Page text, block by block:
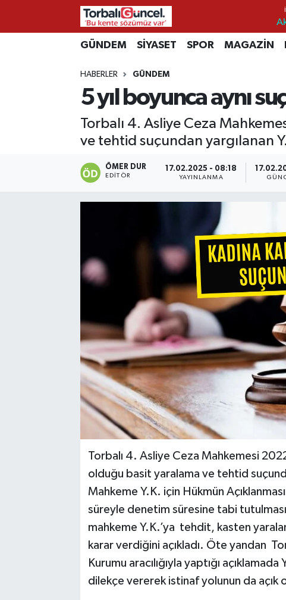
GÜNDEM SİYASET SPOR MAGAZİN
HABERLER GÜNDEM
5 yıl boyunca aynı
Torbalı 4. Asliye Ceza
ve tehtid suçundan yargılanan
ÖMER DUR
EDITÖR
17.02.2025 - 08:18
YAYINLANMA
Torbalı 4. Asliye Ceza Mahkemesi 2022
olduğu basit yaralama ve tehtid
Mahkeme Y.K. için Hükmün
süreyle denetim süresine tabi
mahkeme Y.K.’ya tehdit, kasten
karar verdiğini açıkladı. Öte yandan
Kurumu aracılığıyla yaptığı
dilekçe vererek istinaf yolunun da
İzmir Nöbetçi Eczaneler
İzmir Hava Durumu
İzmir Namaz Vakitleri
İzmir Trafik Yoğunluk Haritası
Süper Lig Puan Durumu ve Fikstür
Haber Arşivi